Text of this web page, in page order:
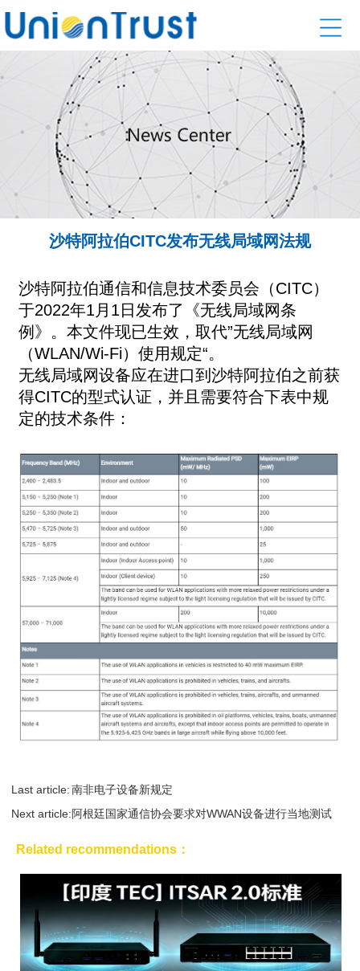
沙特阿拉伯CITC发布无线局域网法规
沙特阿拉伯通信和信息技术委员会（CITC）
于2022年1月1日发布了《无线局域网条
例》。本文件现已生效，取代”无线局域网
（WLAN/Wi-Fi）使用规定“。
无线局域网设备应在进口到沙特阿拉伯之前获
得CITC的型式认证，并且需要符合下表中规
定的技术条件：
Last article: 南非电子设备新规定
Next article:阿根廷国家通信协会要求对WWAN设备进行当地测试
Related recommendations：